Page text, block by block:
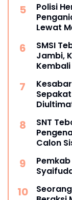
Polisi
Lewat
SMSI
Jambi,
SNT
Calon
Pemkab